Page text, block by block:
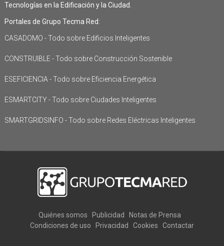
Tecnologías en la Edificación y la Ciudad.
Portales de Grupo Tecma Red:
CASADOMO - Todo sobre Edificios Inteligentes
CONSTRUIBLE - Todo sobre Construcción Sostenible
ESEFICIENCIA - Todo sobre Eficiencia Energética
ESMARTCITY - Todo sobre Ciudades Inteligentes
SMARTGRIDSINFO - Todo sobre Redes Eléctricas Inteligentes
Quiénes somos Publicidad
Notas de Prensa
Condiciones de uso
Privacidad Cookies Contactar